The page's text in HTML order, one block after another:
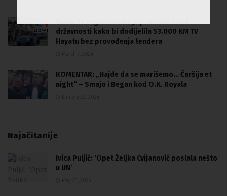
Vlada TK organizovala je proslavu Dana
državnosti kako bi dodijelila 53.000 KM TV
Hayatu bez provođenja tendera
KOMENTAR: „Hajde da se marišemo… Čaršija et
night“ – Smajo i Began kod O.K. Royala
Najačitanije
Ivica Puljić: ‘Opet Željka Cvijanović poslala nešto
u UN’